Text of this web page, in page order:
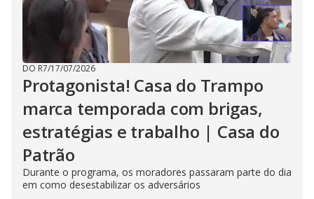
DO R7/17/07/2026
Protagonista! Casa do Trampo
marca temporada com brigas,
estratégias e trabalho | Casa do
Patrão
Durante o programa, os moradores passaram parte do dia
em como desestabilizar os adversários